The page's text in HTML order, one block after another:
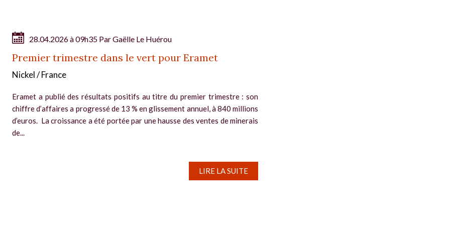
28.04.2026 à 09h35 ParGaëlle Le Huérou
Premier trimestre dans le vert pour Eramet
Nickel / France
Eramet a publié des résultats positifs au titre du premier trimestre : son
chiffre d’affaires a progressé de 13 % en glissement annuel, à 840 millions
d’euros. La croissance a été portée par une hausse des ventes de minerais
de...
LIRE LA SUITE